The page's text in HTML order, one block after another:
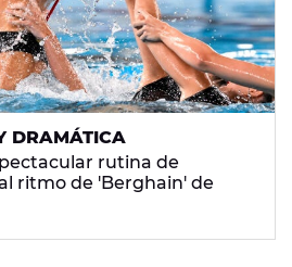
DRAMÁTICA
rutina de
ritmo de 'Berghain' de